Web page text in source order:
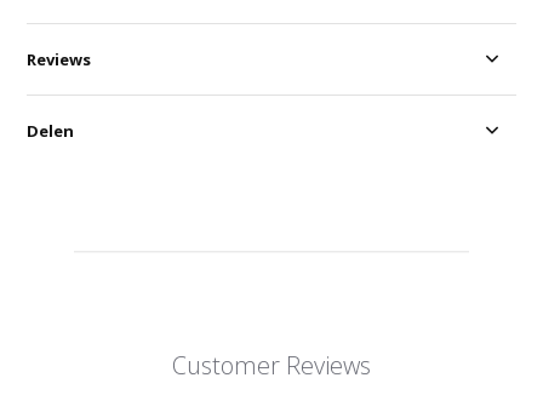
Customer Reviews
Reviews
Delen